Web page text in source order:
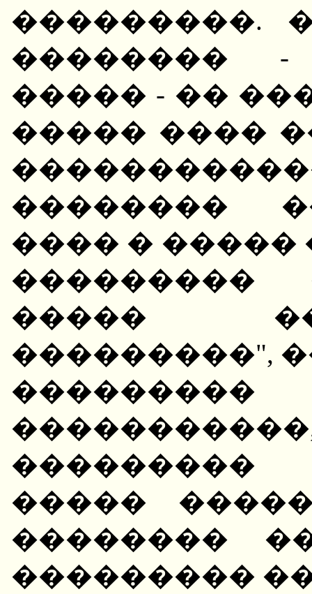
���������.
��������
����� - ��
����� ����
��������
���� � �����
���������
�����
���������",
�����
��������
���������